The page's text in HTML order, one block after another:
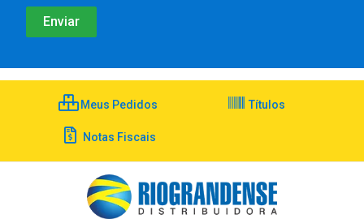
Meus Pedidos Títulos
Notas Fiscais